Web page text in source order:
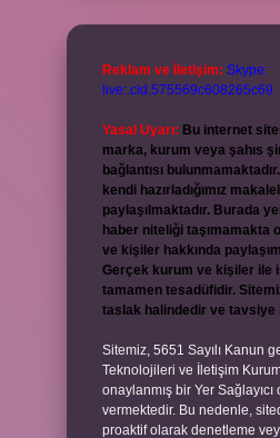
Reklam ve İletişim: Skype:
live:.cid.575569c608265c69
Yasal Uyarı: Bu internet
marka, kurum veya şahıs
bağlantısı
kendi hazırladığımız
paylaşılmaktadır. Burada
haber niteliği taşımamakta
ve kişiler hakkında
Gerçek kurum ve kişiler ile
tamamen tesadüfidir.
taslak halindedir ve tavsiye
Sitemiz, 5651 Sayılı Kanun
Teknolojileri ve İletişim
onaylanmış bir Yer
vermektedir. Bu nedenle,
proaktif olarak denetleme